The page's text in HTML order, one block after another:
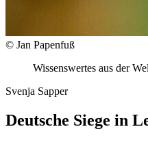
© Jan Papenfuß
Wissenswertes aus der
Svenja Sapper
Deutsche Siege in